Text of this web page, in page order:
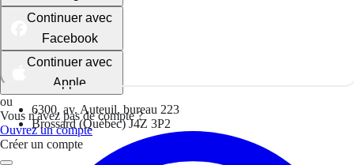
6300, av. Auteuil, bureau 223
Brossard (Québec) J4Z 3P2
Continuer avec
Facebook
Continuer avec
Apple
ou
Vous n'avez pas de compte ?
Ouvrez un compte
Créer un compte